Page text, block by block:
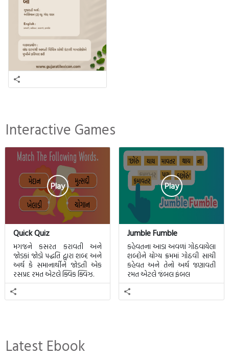
Interactive Games
Play
Quick Quiz
મગજને કસરત કરાવતી અને
જોડકાં જોડો પદ્ધતિ દ્વારા શબ્દ અને
અર્થ કે સમાનાર્થીને જોડતી એક
રસપ્રદ રમત એટલે ક્વિક ક્વિઝ.
Play
Jumble Fumble
કહેવતના આડા અવળાં ગોઠવાયેલા
શબ્દોને યોગ્ય ક્રમમાં ગોઠવી સાચી
કહેવત અને તેનો અર્થ જણાવતી
રમત એટલે જંબલ ફંબલ
Latest Ebook